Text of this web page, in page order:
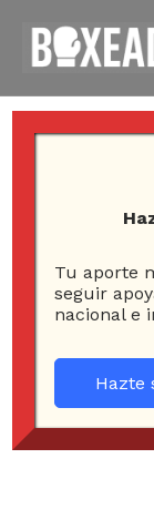
HOME
CARLOS
ANTE KOKI ETO
Tu aporte
seguir
nacional e
Hazte